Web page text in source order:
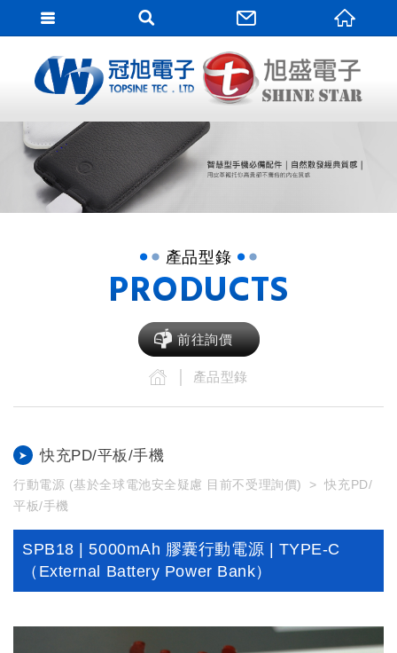
網站名稱
產品型錄
PRODUCTS
前往詢價
產品型錄
快充PD/平板/手機
行動電源 (基於全球電池安全疑慮 目前不受理詢價)
快充PD/
平板/手機
SPB18 | 5000mAh 膠囊行動電源 | TYPE-C
（External Battery Power Bank）